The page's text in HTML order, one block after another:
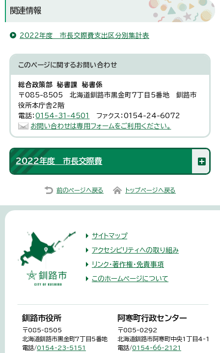
関連情報
2022年度 市長交際費支出区分別集計表
このページに関するお問い合わせ
総合政策部 秘書課 秘書係
〒085-8505 北海道釧路市黒金町7丁目5番地 釧路市
役所本庁舎2階
電話：0154-31-4501
ファクス：0154-24-6072
お問い合わせは専用フォームをご利用ください。
2022年度 市長交際費
前のページへ戻る トップページへ戻る
サイトマップ
アクセシビリティへの取り組み
リンク・著作権・免責事項
このホームページについて
釧路市役所
〒085-8505
北海道釧路市黒金町7丁目5番地
電話/0154-23-5151
阿寒町行政センター
〒085-0292
北海道釧路市阿寒町中央1丁目4-1
電話/0154-66-2121